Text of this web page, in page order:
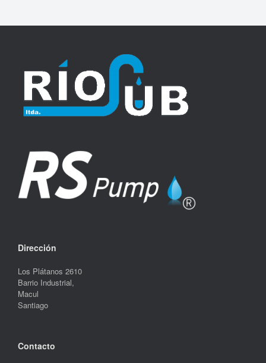
Dirección
Los Plátanos 2610
Barrio Industrial,
Macul
Santiago
Contacto